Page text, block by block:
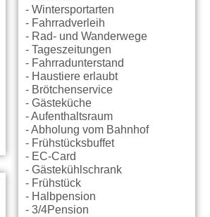
- Wintersportarten
- Fahrradverleih
- Rad- und Wanderwege
- Tageszeitungen
- Fahrradunterstand
- Haustiere erlaubt
- Brötchenservice
- Gästeküche
- Aufenthaltsraum
- Abholung vom Bahnhof
- Frühstücksbuffet
- EC-Card
- Gästekühlschrank
- Frühstück
- Halbpension
- 3/4Pension